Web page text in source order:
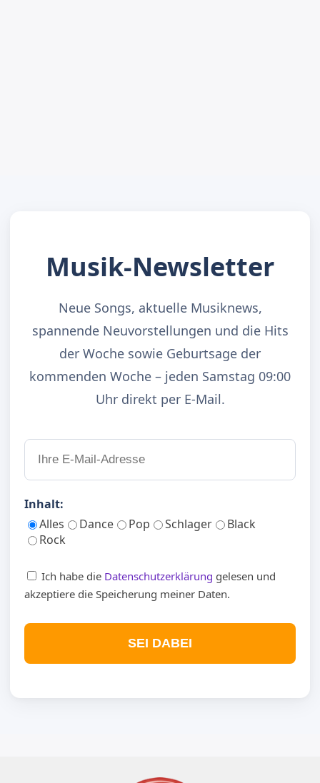
Musik-Newsletter
Neue Songs, aktuelle Musiknews,
spannende Neuvorstellungen und die Hits
der Woche sowie Geburtsage der
kommenden Woche – jeden Samstag 09:00
Uhr direkt per E-Mail.
Inhalt:
Alles
Dance Pop Schlager
Black
Rock
Ich habe die Datenschutzerklärung gelesen und
akzeptiere die Speicherung meiner Daten.
SEI DABEI